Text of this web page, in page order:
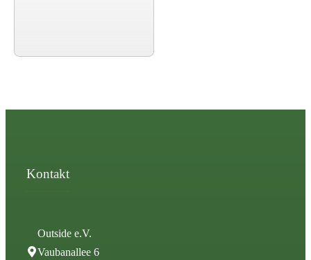
Kontakt
Outside e.V.
Vaubanallee 6